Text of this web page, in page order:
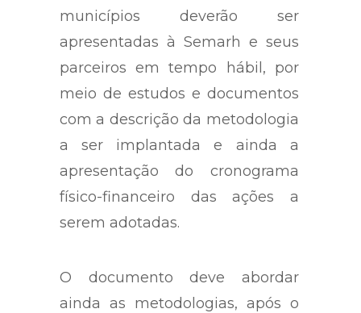
municípios deverão ser
apresentadas à Semarh e seus
parceiros em tempo hábil, por
meio de estudos e documentos
com a descrição da metodologia
a ser implantada e ainda a
apresentação do cronograma
físico-financeiro das ações a
serem adotadas.
O documento deve abordar
ainda as metodologias, após o